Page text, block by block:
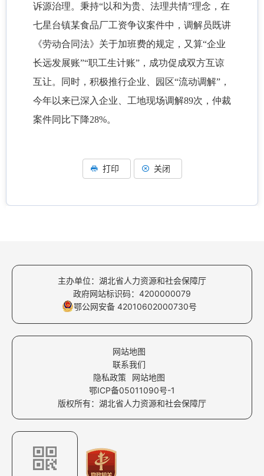
诉源治理。秉持“以和为贵、法理共情”理念，在
七星台镇某食品厂工资争议案件中，调解员既讲
《劳动合同法》关于加班费的规定，又算“企业
长远发展账”“职工生计账”，成功促成双方互谅
互让。同时，积极推行企业、园区“流动调解”，
今年以来已深入企业、工地现场调解89次，仲裁
案件同比下降28%。
打印 关闭
主办单位：湖北省人力资源和社会保障厅
政府网站标识码：4200000079
鄂公网安备 42010602000730号
网站地图
联系我们
隐私政策
网站地图
鄂ICP备05011090号-1
版权所有：湖北省人力资源和社会保障厅